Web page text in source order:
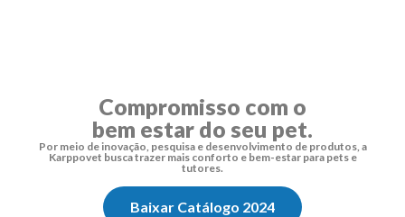
Compromisso com o
bem estar do seu pet.
Por meio de inovação, pesquisa e desenvolvimento de produtos, a
Karppovet busca trazer mais conforto e bem-estar para pets e
tutores.
Baixar Catálogo 2024